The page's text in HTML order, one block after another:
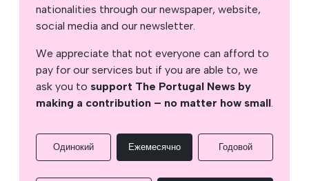
nationalities through our newspaper, website,
social media and our newsletter.
We appreciate that not everyone can afford to
pay for our services but if you are able to, we
ask you to support The Portugal News by
making a contribution – no matter how small
Одинокий Ежемесячно Годовой